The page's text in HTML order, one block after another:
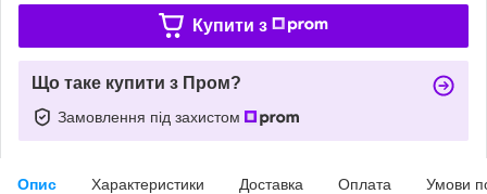
Купити з
Що таке купити з Пром?
Замовлення під захистом
Опис Характеристики Доставка Оплата Умови